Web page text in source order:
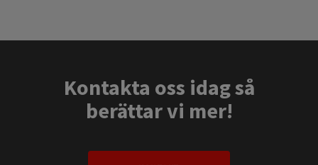
Kontakta oss idag så
berättar vi mer!